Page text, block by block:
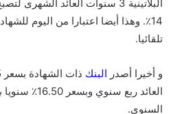
14٪؜. وهذا أيضا اعتبارا من اليوم
تلقائيا.
و أخيرا أصدر البنك
العائد ربع
السنوي.